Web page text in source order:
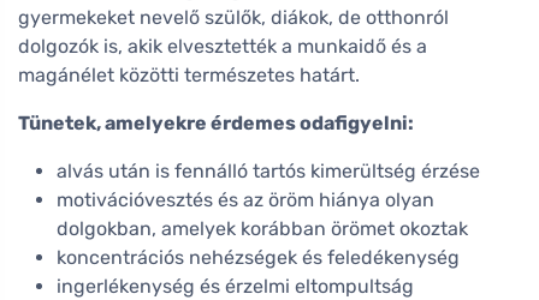
gyermekeket nevelő szülők, diákok, de otthonról
dolgozók is, akik elvesztették a munkaidő és a
magánélet közötti természetes határt.
Tünetek, amelyekre érdemes odafigyelni:
alvás után is fennálló tartós kimerültség érzése
motivációvesztés és az öröm hiánya olyan
dolgokban, amelyek korábban örömet okoztak
koncentrációs nehézségek és feledékenység
ingerlékenység és érzelmi eltompultság